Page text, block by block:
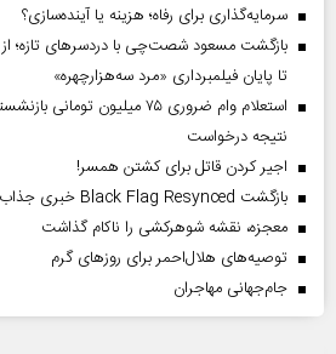
سرمایه‌گذاری برای رفاه؛ هزینه یا آینده‌سازی؟
بازگشت مسعود شصت‌چی با دردسر‌های تازه؛ از
تا پایان فیلمبرداری «مرد سه‌هزارچهره»
استعلام وام ضروری ۷۵ میلیون
نتیجه درخواست
اجیر کردن قاتل برای کشتن همسر!
بازگشت Black Flag Resynced خبری جذاب برای دوستداران بازی
معجزه، نقشه شوهرکشی را ناکام گذاشت
توصیه‌های هلال‌احمر برای روز‌های گرم
جام‌جهانی مهاجران